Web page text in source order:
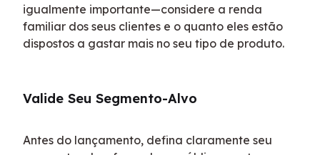
igualmente importante—considere a renda
familiar dos seus clientes e o quanto eles estão
dispostos a gastar mais no seu tipo de produto.
Valide Seu Segmento-Alvo
Antes do lançamento, defina claramente seu